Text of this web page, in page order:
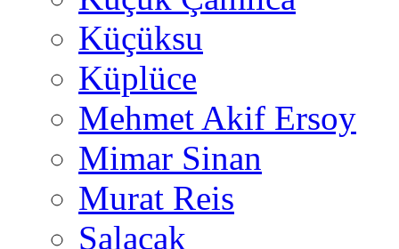
Küçüksu
Küplüce
Mehmet Akif Ersoy
Mimar Sinan
Murat Reis
Salacak